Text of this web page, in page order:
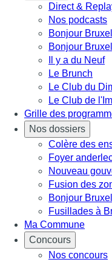
Direct &
Nos podcasts
Bonjour
Bonjour
Il y a du Neuf
Le Brunch
Le Club du
Le Club de
Grille des
Nos dossiers
Colère des
Foyer
Nouveau
Fusion des
Bonjour
Fusillades à
Ma Commune
Concours
Nos concours